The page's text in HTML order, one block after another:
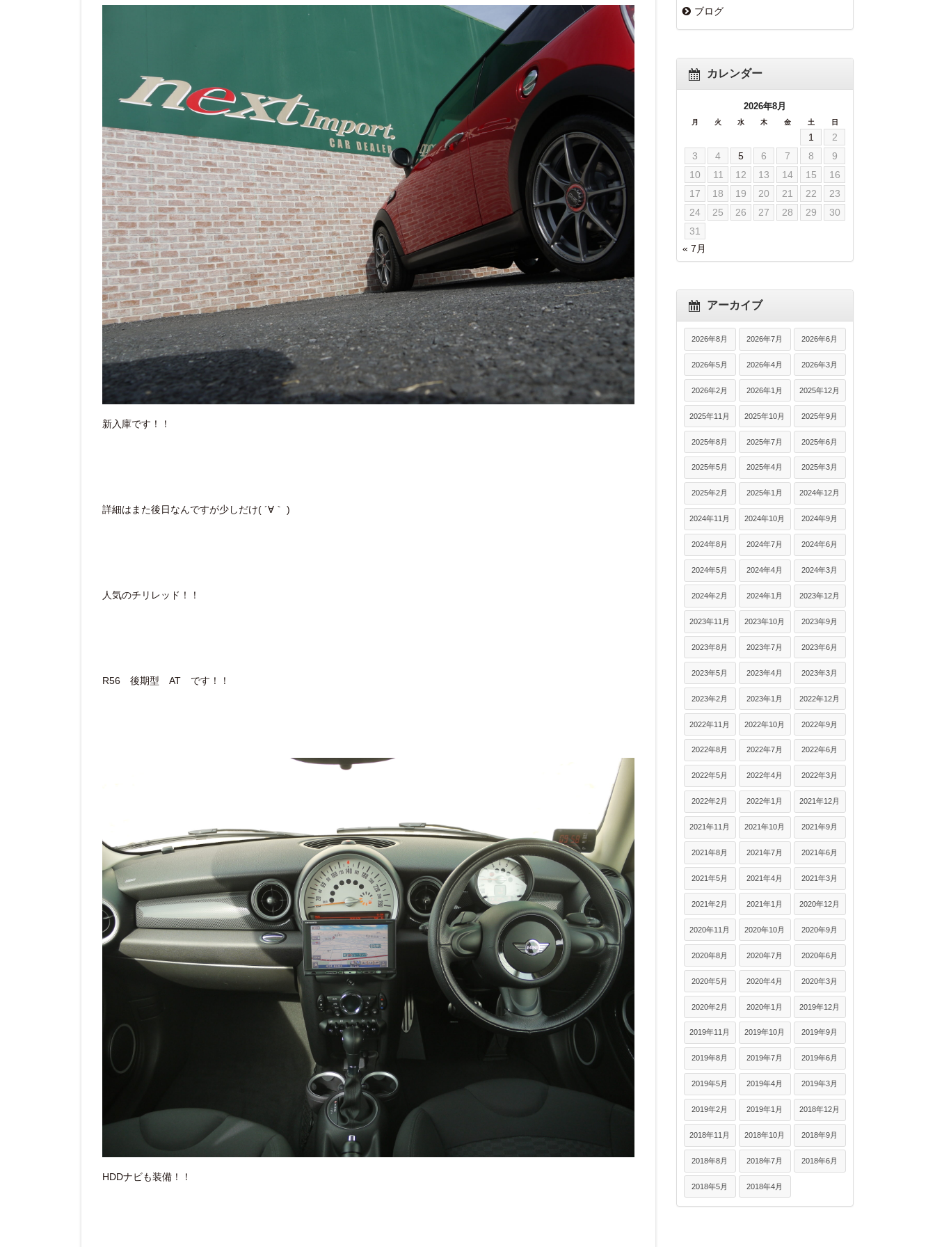
新入庫です！！
詳細はまた後日なんですが少しだけ( ´∀｀ )
人気のチリレッド！！
R56 後期型 AT です！！
HDDナビも装備！！
ブログ
カレンダー
2026年8月
月 火 水 木 金 土 日
1
2
3
4 5 6 7 8
9
10
11 12 13 14 15
16
17
18 19 20 21 22
23
24
25 26 27 28 29
30
31
« 7月
アーカイブ
2026年8月 2026年7月 2026年6月
2026年5月 2026年4月 2026年3月
2026年2月 2026年1月 2025年12月
2025年11月 2025年10月 2025年9月
2025年8月 2025年7月 2025年6月
2025年5月 2025年4月 2025年3月
2025年2月 2025年1月 2024年12月
2024年11月 2024年10月 2024年9月
2024年8月 2024年7月 2024年6月
2024年5月 2024年4月 2024年3月
2024年2月 2024年1月 2023年12月
2023年11月 2023年10月 2023年9月
2023年8月 2023年7月 2023年6月
2023年5月 2023年4月 2023年3月
2023年2月 2023年1月 2022年12月
2022年11月 2022年10月 2022年9月
2022年8月 2022年7月 2022年6月
2022年5月 2022年4月 2022年3月
2022年2月 2022年1月 2021年12月
2021年11月 2021年10月 2021年9月
2021年8月 2021年7月 2021年6月
2021年5月 2021年4月 2021年3月
2021年2月 2021年1月 2020年12月
2020年11月 2020年10月 2020年9月
2020年8月 2020年7月 2020年6月
2020年5月 2020年4月 2020年3月
2020年2月 2020年1月 2019年12月
2019年11月 2019年10月 2019年9月
2019年8月 2019年7月 2019年6月
2019年5月 2019年4月 2019年3月
2019年2月 2019年1月 2018年12月
2018年11月 2018年10月 2018年9月
2018年8月 2018年7月 2018年6月
2018年5月 2018年4月